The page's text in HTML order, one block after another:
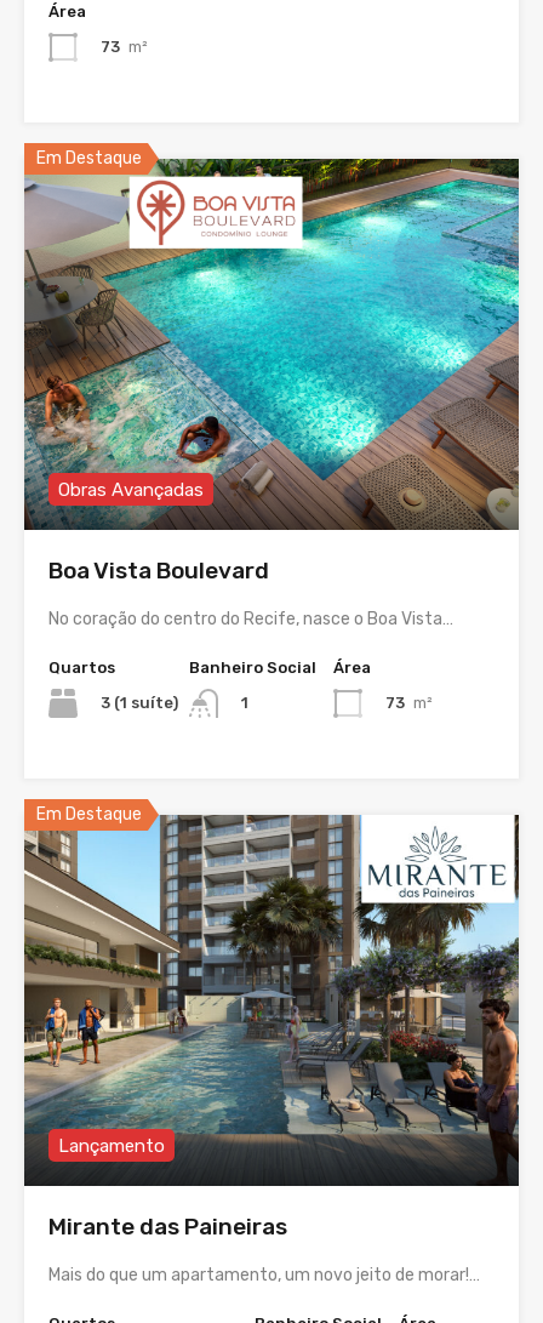
Área
73 m²
Em Destaque
Obras Avançadas
Boa Vista Boulevard
No coração do centro do Recife, nasce o Boa Vista…
Quartos
3 (1 suíte)
Banheiro Social
1
Área
73 m²
Em Destaque
Lançamento
Mirante das Paineiras
Mais do que um apartamento, um novo jeito de morar!…